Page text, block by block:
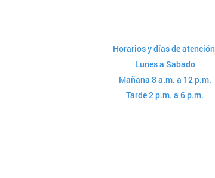
Horarios y días de atención
Lunes a Sabado
Mañana 8 a.m. a 12 p.m.
Tarde 2 p.m. a 6 p.m.